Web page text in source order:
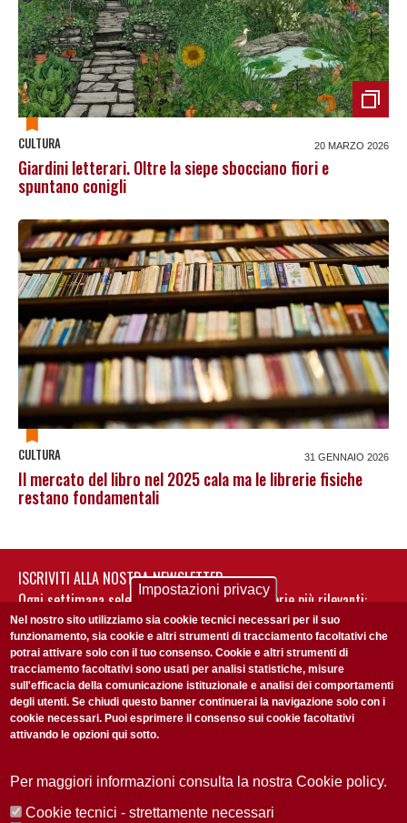
CULTURA 20 MARZO 2026
Giardini letterari. Oltre la siepe sbocciano fiori e
spuntano conigli
CULTURA 31 GENNAIO 2026
Il mercato del libro nel 2025 cala ma le librerie fisiche
restano fondamentali
ISCRIVITI ALLA NOSTRA NEWSLETTER
Ogni settimana selezioniamo per te nostre storie più rilevanti:
non perderti gli aggiornamenti della nostra newsletter
Accetto laPrivacy Policy
Impostazioni privacy
Nel nostro sito utilizziamo sia cookie tecnici necessari per il suo
funzionamento, sia cookie e altri strumenti di tracciamento facoltativi che
potrai attivare solo con il tuo consenso. Cookie e altri strumenti di
tracciamento facoltativi sono usati per analisi statistiche, misure
sull'efficacia della comunicazione istituzionale e analisi dei comportamenti
degli utenti. Se chiudi questo banner continuerai la navigazione solo con i
cookie necessari. Puoi esprimere il consenso sui cookie facoltativi
attivando le opzioni qui sotto.
Per maggiori informazioni consulta la nostra Cookie policy.
Cookie tecnici - strettamente necessari